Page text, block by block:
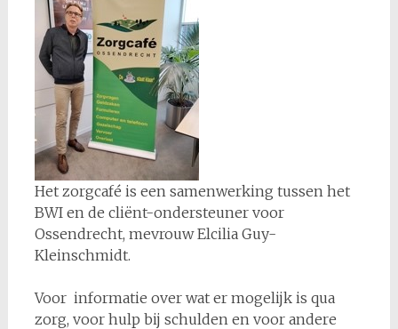
Het zorgcafé is een samenwerking tussen het
BWI en de cliënt-ondersteuner voor
Ossendrecht, mevrouw Elcilia Guy-
Kleinschmidt.
Voor informatie over wat er mogelijk is qua
zorg, voor hulp bij schulden en voor andere